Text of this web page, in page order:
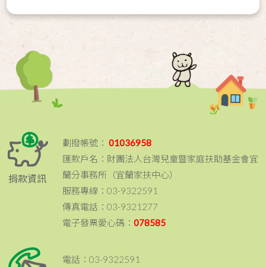
捐款資訊
劃撥帳號： 01036958
匯款戶名：財團法人台灣兒童暨家庭扶助基金會宜
蘭分事務所（宜蘭家扶中心）
服務專線：03-9322591
傳真電話：03-9321277
電子發票愛心碼：078585
電話：03-9322591